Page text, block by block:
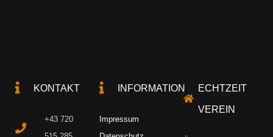
KONTAKT
+43 720
INFORMATION
Impressum
ECHTZEIT
VEREIN